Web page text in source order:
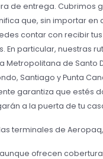
de entrega. Cubrimos
que, sin importar en
contar con recibir
En particular, nuestras
Metropolitana de Santo
Santiago y Punta
garantiza que estés
a la puerta de tu
terminales de Aeropaq,
ofrecen